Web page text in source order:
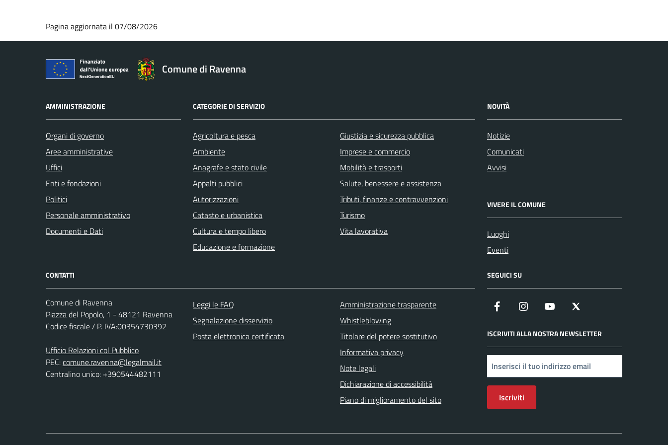
Pagina aggiornata il 07/08/2026
Comune di Ravenna
AMMINISTRAZIONE
Organi di governo
Aree amministrative
Uffici
Enti e fondazioni
Politici
Personale amministrativo
Documenti e Dati
CATEGORIE DI SERVIZIO
Agricoltura e pesca
Ambiente
Anagrafe e stato civile
Appalti pubblici
Autorizzazioni
Catasto e urbanistica
Cultura e tempo libero
Educazione e formazione
Giustizia e sicurezza pubblica
Imprese e commercio
Mobilità e trasporti
Salute, benessere e assistenza
Tributi, finanze e contravvenzioni
Turismo
Vita lavorativa
NOVITÀ
Notizie
Comunicati
Avvisi
VIVERE IL COMUNE
Luoghi
Eventi
CONTATTI
Comune di Ravenna
Piazza del Popolo, 1 - 48121 Ravenna
Codice fiscale / P. IVA:00354730392
Ufficio Relazioni col Pubblico
PEC:comune.ravenna@legalmail.it
Centralino unico: +390544482111
Leggi le FAQ
Segnalazione disservizio
Posta elettronica certificata
Amministrazione trasparente
Whistleblowing
Titolare del potere sostitutivo
Informativa privacy
Note legali
Dichiarazione di accessibilità
Piano di miglioramento del sito
SEGUICI SU
Facebook Instagram YouTube
ISCRIVITI ALLA NOSTRA NEWSLETTER